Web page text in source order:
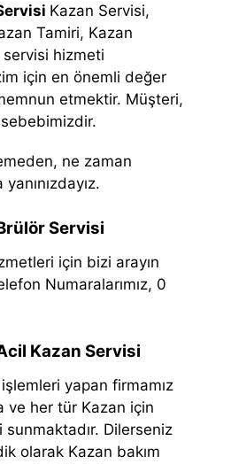
Kazan Servisi,
Tamiri, Kazan
servisi hizmeti
için en önemli değer
etmektir. Müşteri,
ne zaman
Servisi
için bizi arayın
Numaralarımız, 0
Kazan Servisi
yapan firmamız
ve her tür Kazan için
sunmaktadır. Dilerseniz
olarak Kazan bakım